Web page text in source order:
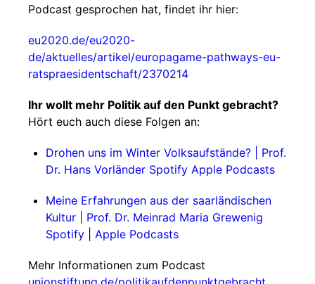
Podcast gesprochen hat, findet ihr hier:
eu2020.de/eu2020-
de/aktuelles/artikel/europagame-pathways-eu-
ratspraesidentschaft/2370214
Ihr wollt mehr Politik auf den Punkt gebracht?
Hört euch auch diese Folgen an:
Drohen uns im Winter Volksaufstände? | Prof.
Dr. Hans Vorländer Spotify Apple Podcasts
Meine Erfahrungen aus der saarländischen
Kultur | Prof. Dr. Meinrad Maria Grewenig
Spotify
Apple Podcasts
Mehr Informationen zum Podcast